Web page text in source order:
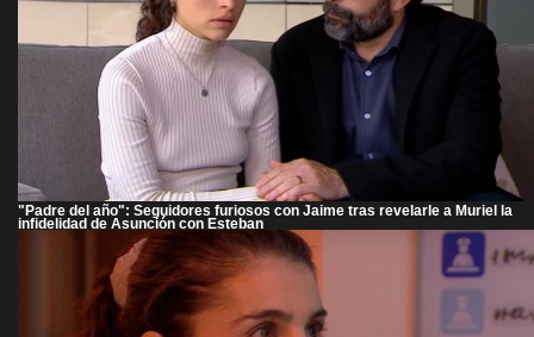
"Padre del año": Seguidores furiosos con Jaime tras revelarle a Muriel la
infidelidad de Asunción con Esteban